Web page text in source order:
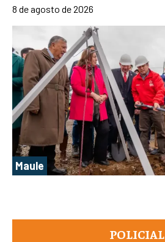
POLICIAL
8 de agosto de 2026
Maule